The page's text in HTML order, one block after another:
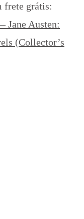
frete grátis:
Jane Austen:
(Collector’s